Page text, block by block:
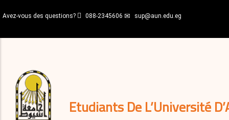
au
principal
Avez-vous des questions? 088-2345606 sup@aun.edu.eg
Etudiants De L’Université
décisions
Expatriés
Journal